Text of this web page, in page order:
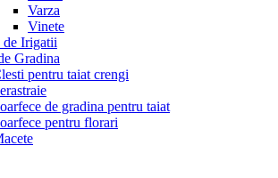
Varza
Vinete
de Irigatii
Gradina
pentru taiat crengi
de gradina pentru taiat
pentru florari